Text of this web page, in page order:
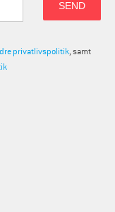
privatlivspolitik, samt